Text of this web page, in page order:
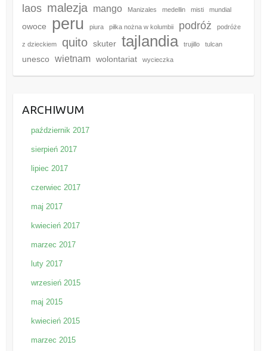
laos malezja mango Manizales medellin misti mundial
owoce peru piura piłka nożna w kolumbii podróż podróże
z dzieckiem quito skuter tajlandia trujillo tulcan
unesco wietnam wolontariat wycieczka
ARCHIWUM
październik 2017
sierpień 2017
lipiec 2017
czerwiec 2017
maj 2017
kwiecień 2017
marzec 2017
luty 2017
wrzesień 2015
maj 2015
kwiecień 2015
marzec 2015